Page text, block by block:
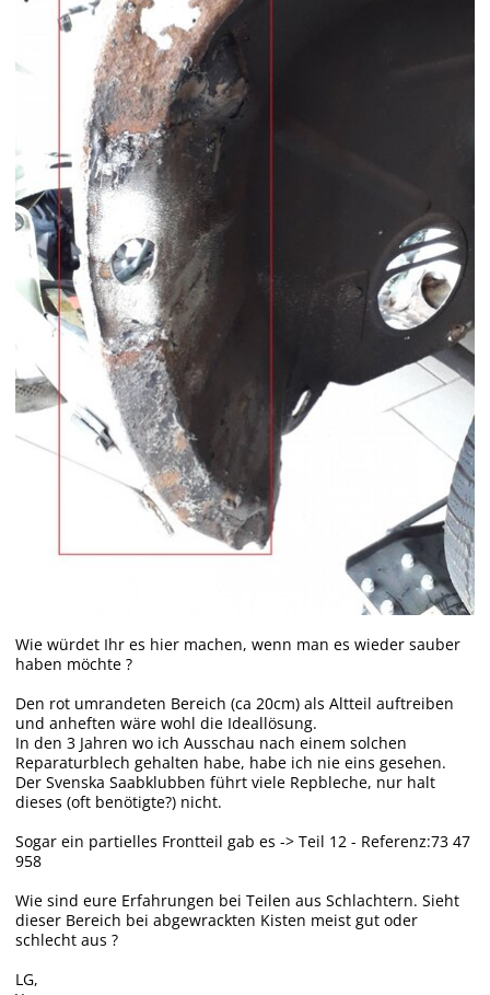
Wie würdet Ihr es hier machen, wenn man es wieder sauber
haben möchte ?
Den rot umrandeten Bereich (ca 20cm) als Altteil auftreiben
und anheften wäre wohl die Ideallösung.
In den 3 Jahren wo ich Ausschau nach einem solchen
Reparaturblech gehalten habe, habe ich nie eins gesehen.
Der Svenska Saabklubben führt viele Repbleche, nur halt
dieses (oft benötigte?) nicht.
Sogar ein partielles Frontteil gab es -> Teil 12 - Referenz:73 47
958
Wie sind eure Erfahrungen bei Teilen aus Schlachtern. Sieht
dieser Bereich bei abgewrackten Kisten meist gut oder
schlecht aus ?
LG,